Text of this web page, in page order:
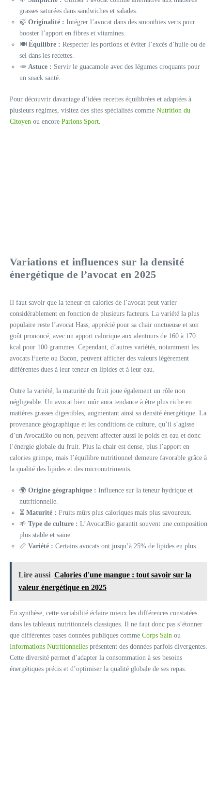
grasses saturées dans sandwiches et salades.
🍃 Originalité : Intégrer l’avocat dans des smoothies verts pour
booster l’apport en fibres et vitamines.
🍽️ Équilibre : Respecter les portions et éviter l’excès d’huile ou de
sel dans les recettes.
🥕 Astuce : Servir le guacamole avec des légumes croquants pour
un snack santé.
Pour découvrir davantage d’idées recettes équilibrées et adaptées à
plusieurs régimes, visitez des sites spécialisés comme Nutrition du
Citoyen ou encore Parlons Sport.
Variations et influences sur la densité
énergétique de l’avocat en 2025
Il faut savoir que la teneur en calories de l’avocat peut varier
considérablement en fonction de plusieurs facteurs. La variété la plus
populaire reste l’avocat Hass, apprécié pour sa chair onctueuse et son
goût prononcé, avec un apport calorique aux alentours de 160 à 170
kcal pour 100 grammes. Cependant, d’autres variétés, notamment les
avocats Fuerte ou Bacon, peuvent afficher des valeurs légèrement
différentes dues à leur teneur en lipides et à leur eau.
Outre la variété, la maturité du fruit joue également un rôle non
négligeable. Un avocat bien mûr aura tendance à être plus riche en
matières grasses digestibles, augmentant ainsi sa densité énergétique. La
provenance géographique et les conditions de culture, qu’il s’agisse
d’un AvocatBio ou non, peuvent affecter aussi le poids en eau et donc
l’énergie globale du fruit. Plus la chair est dense, plus l’apport en
calories grimpe, mais l’équilibre nutritionnel demeure favorable grâce à
la qualité des lipides et des micronutriments.
🌍 Origine géographique : Influence sur la teneur hydrique et
nutritionnelle.
⏳ Maturité : Fruits mûrs plus caloriques mais plus savoureux.
🌱 Type de culture : L’AvocatBio garantit souvent une composition
plus stable et saine.
📏 Variété : Certains avocats ont jusqu’à 25% de lipides en plus.
Lire aussi Calories d'une mangue : tout savoir sur la
valeur énergétique en 2025
En synthèse, cette variabilité éclaire mieux les différences constatées
dans les tableaux nutritionnels classiques. Il ne faut donc pas s’étonner
que différentes bases données publiques comme Corps Sain ou
Informations Nutritionnelles présentent des données parfois divergentes.
Cette diversité permet d’adapter la consommation à ses besoins
énergétiques précis et d’optimiser la qualité globale de ses repas.